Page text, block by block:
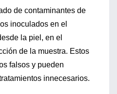
de contaminantes de
inoculados en el
la piel, en el
de la muestra. Estos
falsos y pueden
innecesarios.